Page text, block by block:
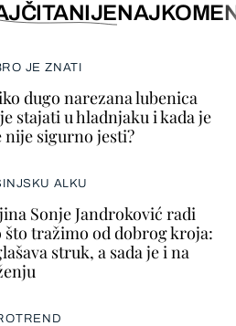
JE ZNATI
dugo narezana lubenica
stajati u hladnjaku i kada je
nije sigurno jesti?
ALKU
Sonje Jandroković radi
što tražimo od dobrog kroja:
struk, a sada je i na